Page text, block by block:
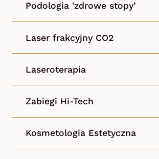
Podologia 'zdrowe stopy’
Laser frakcyjny CO2
Laseroterapia
Zabiegi Hi-Tech
Kosmetologia Estetyczna